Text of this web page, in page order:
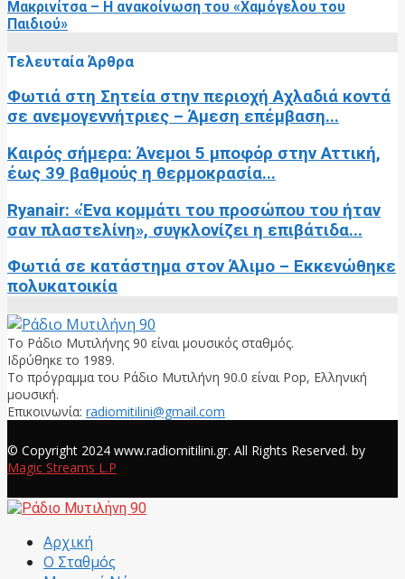
Μακρινίτσα – Η ανακοίνωση του «Χαμόγελου του
Παιδιού»
Τελευταία Άρθρα
Φωτιά στη Σητεία στην περιοχή Αχλαδιά κοντά
σε ανεμογεννήτριες – Άμεση επέμβαση...
Καιρός σήμερα: Άνεμοι 5 μποφόρ στην Αττική,
έως 39 βαθμούς η θερμοκρασία...
Ryanair: «Ένα κομμάτι του προσώπου του ήταν
σαν πλαστελίνη», συγκλονίζει η επιβάτιδα...
Φωτιά σε κατάστημα στον Άλιμο – Εκκενώθηκε
πολυκατοικία
Το Ράδιο Μυτιλήνης 90 είναι μουσικός σταθμός.
Ιδρύθηκε το 1989.
Το πρόγραμμα του Ράδιο Μυτιλήνη 90.0 είναι Pop, Ελληνική
μουσική.
Επικοινωνία: radiomitilini@gmail.com
© Copyright 2024 www.radiomitilini.gr. All Rights Reserved. by
Magic Streams L.P
Αρχική
Ο Σταθμός